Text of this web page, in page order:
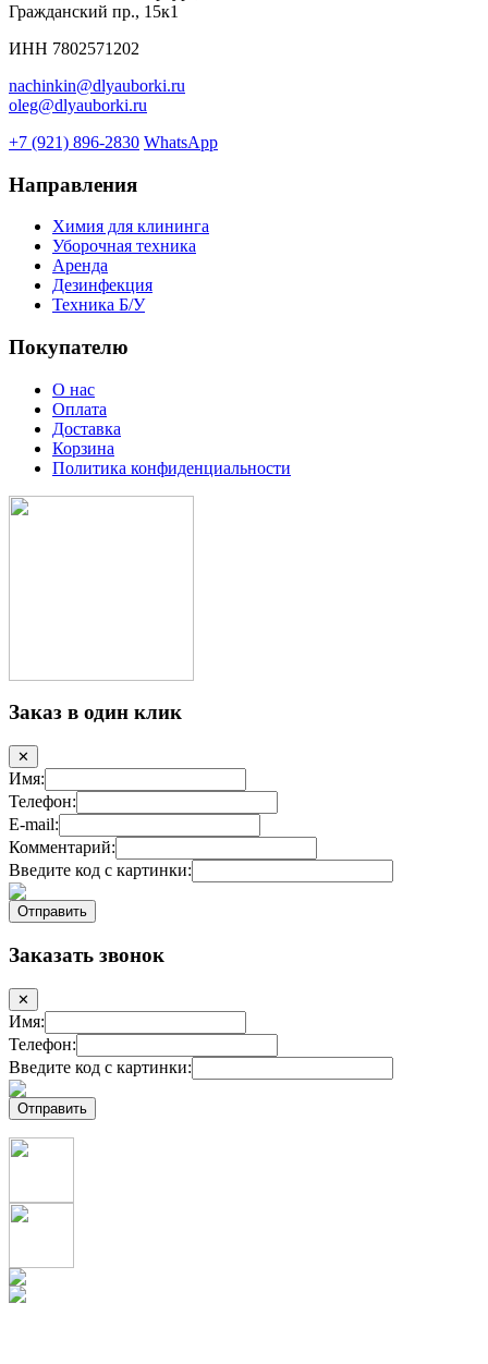
Гражданский пр., 15к1
ИНН 7802571202
nachinkin@dlyauborki.ru
oleg@dlyauborki.ru
+7 (921) 896-2830 WhatsApp
Направления
Химия для клининга
Уборочная техника
Аренда
Дезинфекция
Техника Б/У
Покупателю
О нас
Оплата
Доставка
Корзина
Политика конфиденциальности
Заказ в один клик
✕
Имя:
Телефон:
E-mail:
Комментарий:
Введите код с картинки:
Заказать звонок
✕
Имя:
Телефон:
Введите код с картинки: